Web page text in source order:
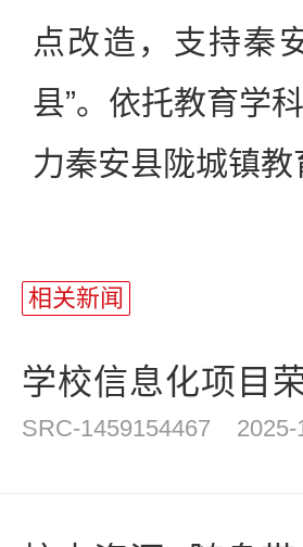
点改造，支持秦
县”。依托教育学
力秦安县陇城镇
相关新闻
学校信息化项目
SRC-1459154467